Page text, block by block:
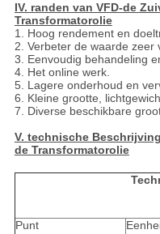
IV. randen van VFD-de
Transformatorolie
1. Hoog rendement en
2. Verbeter de waarde zeer
3. Eenvoudig behandeling
4. Het online werk.
5. Lagere onderhoud en
6. Kleine grootte,
7. Diverse beschikbare
V. technische
de Transformatorolie
Punt